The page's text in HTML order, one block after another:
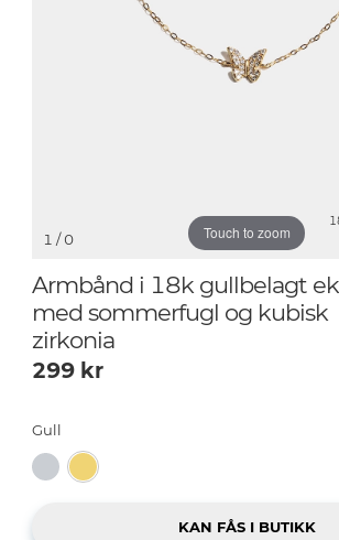
Touch to zoom
1 / 0
Armbånd i 18k gullbelagt
med sommerfugl og kubisk
zirkonia
299 kr
Gull